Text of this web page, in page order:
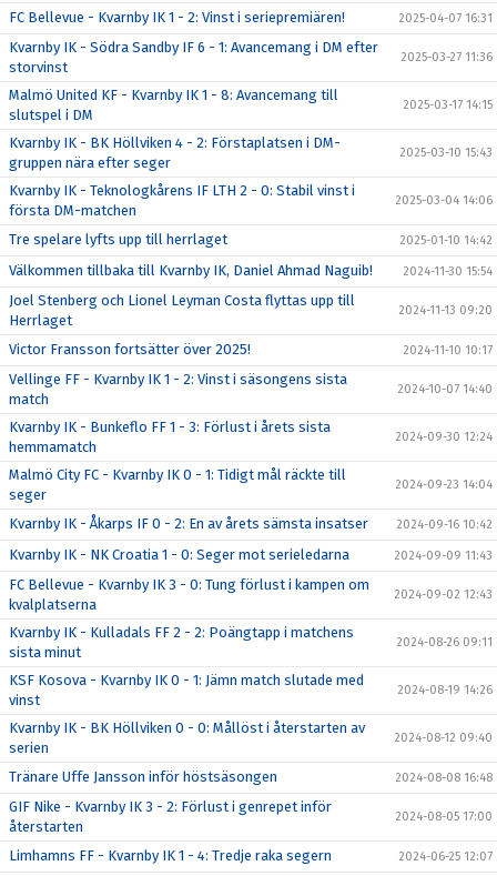
FC Bellevue - Kvarnby IK 1 - 2: Vinst i seriepremiären! 2025-04-07 16:31
Kvarnby IK - Södra Sandby IF 6 - 1: Avancemang i DM efter
storvinst
2025-03-27 11:36
Malmö United KF - Kvarnby IK 1 - 8: Avancemang till
slutspel i DM
2025-03-17 14:15
Kvarnby IK - BK Höllviken 4 - 2: Förstaplatsen i DM-
gruppen nära efter seger
2025-03-10 15:43
Kvarnby IK - Teknologkårens IF LTH 2 - 0: Stabil vinst i
första DM-matchen
2025-03-04 14:06
Tre spelare lyfts upp till herrlaget 2025-01-10 14:42
Välkommen tillbaka till Kvarnby IK, Daniel Ahmad Naguib! 2024-11-30 15:54
Joel Stenberg och Lionel Leyman Costa flyttas upp till
Herrlaget
2024-11-13 09:20
Victor Fransson fortsätter över 2025! 2024-11-10 10:17
Vellinge FF - Kvarnby IK 1 - 2: Vinst i säsongens sista
match
2024-10-07 14:40
Kvarnby IK - Bunkeflo FF 1 - 3: Förlust i årets sista
hemmamatch
2024-09-30 12:24
Malmö City FC - Kvarnby IK 0 - 1: Tidigt mål räckte till
seger
2024-09-23 14:04
Kvarnby IK - Åkarps IF 0 - 2: En av årets sämsta insatser 2024-09-16 10:42
Kvarnby IK - NK Croatia 1 - 0: Seger mot serieledarna 2024-09-09 11:43
FC Bellevue - Kvarnby IK 3 - 0: Tung förlust i kampen om
kvalplatserna
2024-09-02 12:43
Kvarnby IK - Kulladals FF 2 - 2: Poängtapp i matchens
sista minut
2024-08-26 09:11
KSF Kosova - Kvarnby IK 0 - 1: Jämn match slutade med
vinst
2024-08-19 14:26
Kvarnby IK - BK Höllviken 0 - 0: Mållöst i återstarten av
serien
2024-08-12 09:40
Tränare Uffe Jansson inför höstsäsongen 2024-08-08 16:48
GIF Nike - Kvarnby IK 3 - 2: Förlust i genrepet inför
återstarten
2024-08-05 17:00
Limhamns FF - Kvarnby IK 1 - 4: Tredje raka segern 2024-06-25 12:07